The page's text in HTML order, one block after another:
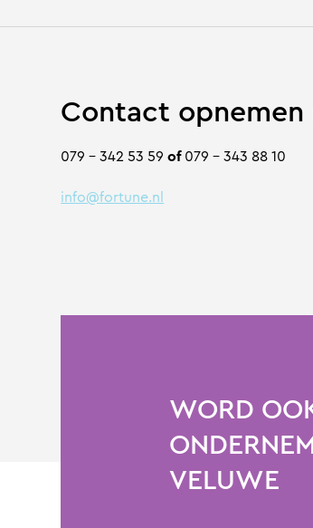
Contact opnemen
079 – 342 53 59of079 – 343 88 10
info@fortune.nl
WORD
VELUWE